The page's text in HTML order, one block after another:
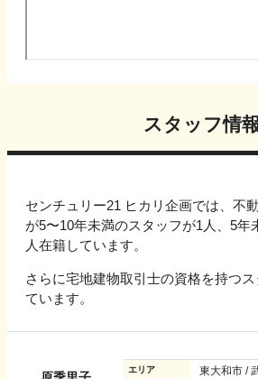
スタッフ情
センチュリー21 ヒカリ企画では、不
が5〜10年未満のスタッフが1人、5年
人在籍しています。
さらに宅地建物取引士の資格を持つ
ています。
エリア 東大和市 /